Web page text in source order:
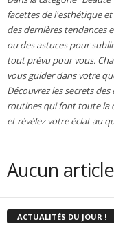
facettes de l'esthétique
des dernières tendances
ou des astuces pour
tout prévu pour vous.
vous guider dans votre
Découvrez les secrets
routines qui font toute la
et révélez votre éclat au
Aucun
ACTUALITÉS DU JOUR !